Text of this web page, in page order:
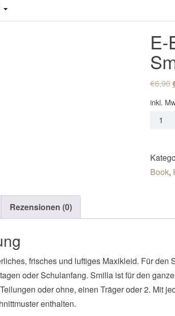
E-
€6,90
inkl.
E-
Book,
Rezensionen (0)
frisches und luftiges Maxikleid. Für den
oder Schulanfang. Smilla ist für den
oder ohne, einen Träger oder 2. Mit
enthalten.